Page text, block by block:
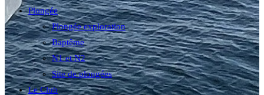
Plongée
Plongée exploration
Baptême
N1 et N2
Site de plongées
Le Club